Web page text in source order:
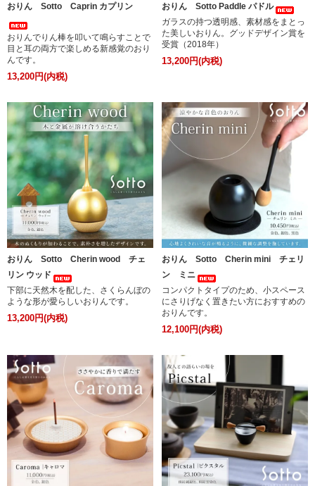
おりん Sotto Caprin カプリン
おりんでりん棒を叩いて鳴らすことで
目と耳の両方で楽しめる新感覚のおり
んです。
13,200円(内税)
おりん Sotto Paddle パドル
ガラスの持つ透明感、素材感をまとっ
た美しいおりん。グッドデザイン賞を
受賞（2018年）
13,200円(内税)
おりん Sotto Cherin wood チェ
リン ウッド
下部に天然木を配した、さくらんぼの
ような形が愛らしいおりんです。
13,200円(内税)
おりん Sotto Cherin mini チェリ
ン ミニ
コンパクトタイプのため、小スペース
にさりげなく置きたい方におすすめの
おりんです。
12,100円(内税)